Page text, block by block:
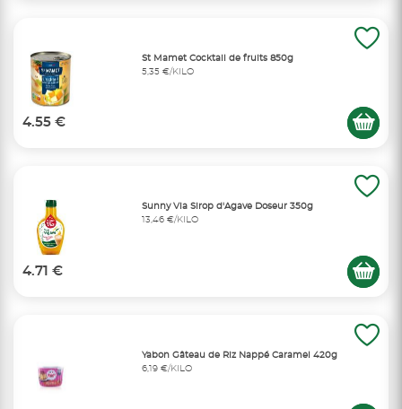
St Mamet Cocktail de fruits 850g
5,35 €/KILO
4.55 €
Sunny Via Sirop d'Agave Doseur 350g
13,46 €/KILO
4.71 €
Yabon Gâteau de Riz Nappé Caramel 420g
6,19 €/KILO